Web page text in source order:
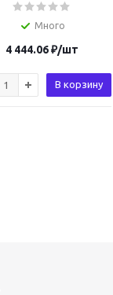
Много
4 444.06₽/шт
В корзину